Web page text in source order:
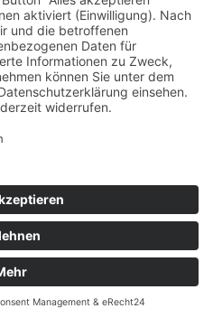
- Anne Wenzel (MSc)